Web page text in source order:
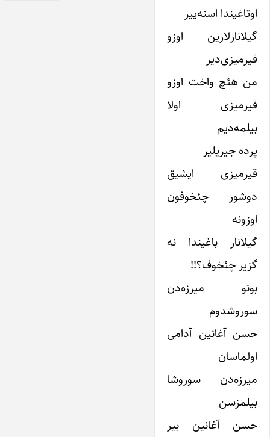
اوتاغیندا اسنه‌ییر
گیلانارلارین اوزو
قیرمیزی‌دیر
من هئچ واخت اوزو
قیرمیزی اولا
بیلمه‌دیم
پرده جیریلیر
قیرمیزی ایشیق
دوشور چئخوفون
اوزونه
گیلانار باغیندا نه
گزیر چئخوف؟!!
بونو میرزه‌دن
سوروشدوم
حسن آغانین آدامی
اولماسان
میرزه‌دن سوروشا
بیلمزسن
حسن آغانین بیر